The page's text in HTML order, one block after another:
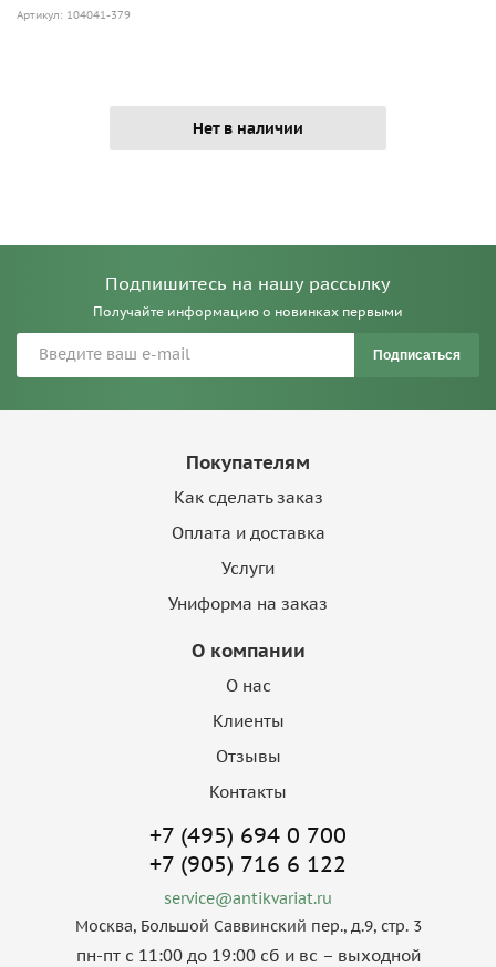
Артикул: 104041-379
Нет в наличии
Подпишитесь на нашу рассылку
Получайте информацию о новинках первыми
Подписаться
Покупателям
Как сделать заказ
Оплата и доставка
Услуги
Униформа на заказ
О компании
О нас
Клиенты
Отзывы
Контакты
+7 (495) 694 0 700
+7 (905) 716 6 122
service@antikvariat.ru
Москва, Большой Саввинский пер., д.9, стр. 3
пн-пт с 11:00 до 19:00 сб и вс – выходной